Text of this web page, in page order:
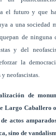
el futuro y que
a una sociedad
de ninguna
y del
la
neofascistas.
de
Largo Caballero
actos
sino de